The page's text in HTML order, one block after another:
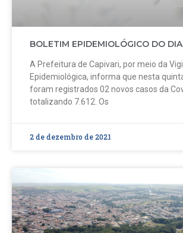
BOLETIM EPIDEMIOLÓGICO DO
A Prefeitura de Capivari, por meio da
Epidemiológica, informa que nesta
foram registrados 02 novos casos da
totalizando 7.612. Os
2 de dezembro de 2021